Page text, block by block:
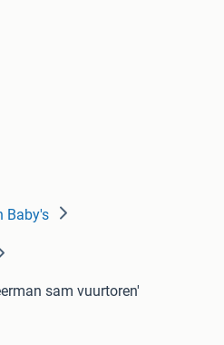
Baby's
sam vuurtoren'